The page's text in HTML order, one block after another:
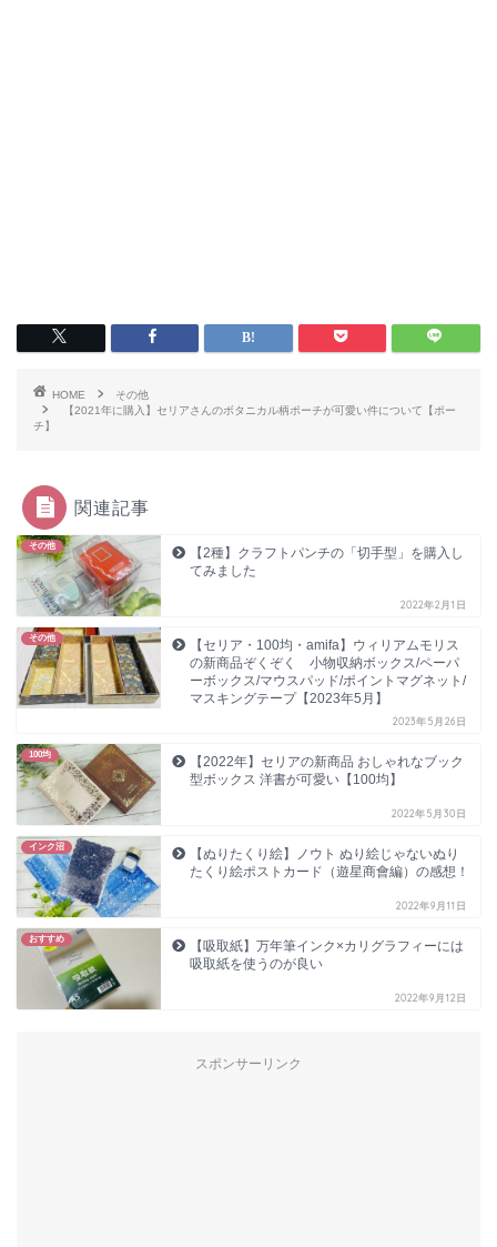
HOME
その他
【2021年に購入】セリアさんのボタニカル柄ポーチが可愛い件について【ポー
チ】
関連記事
その他
【2種】クラフトパンチの「切手型」を購入し
てみました
2022年2月1日
その他
【セリア・100均・amifa】ウィリアムモリス
の新商品ぞくぞく 小物収納ボックス/ペーパ
ーボックス/マウスパッド/ポイントマグネット/
マスキングテープ【2023年5月】
2023年5月26日
100均
【2022年】セリアの新商品 おしゃれなブック
型ボックス 洋書が可愛い【100均】
2022年5月30日
インク沼
【ぬりたくり絵】ノウト ぬり絵じゃないぬり
たくり絵ポストカード（遊星商會編）の感想！
2022年9月11日
おすすめ
【吸取紙】万年筆インク×カリグラフィーには
吸取紙を使うのが良い
2022年9月12日
スポンサーリンク